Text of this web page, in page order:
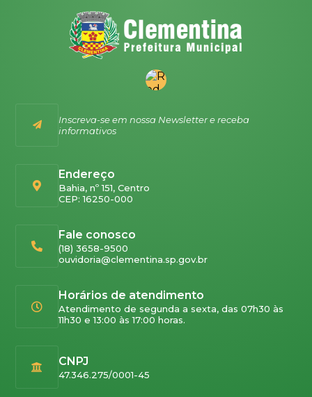
Inscreva-se em nossa Newsletter e receba
informativos
Endereço
Bahia, nº 151, Centro
CEP: 16250-000
Fale conosco
(18) 3658-9500
ouvidoria@clementina.sp.gov.br
Horários de atendimento
Atendimento de segunda a sexta, das 07h30 às
11h30 e 13:00 às 17:00 horas.
CNPJ
47.346.275/0001-45